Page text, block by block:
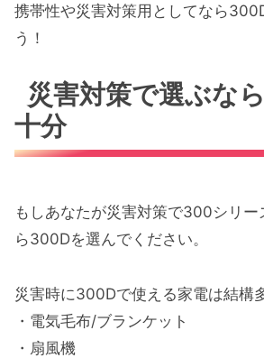
携帯性や災害対策用としてなら
う！
災害対策で選ぶな
十分
もしあなたが災害対策で300シリー
ら300Dを選んでください。
災害時に300Dで使える家電は結構
・電気毛布/ブランケット
・扇風機